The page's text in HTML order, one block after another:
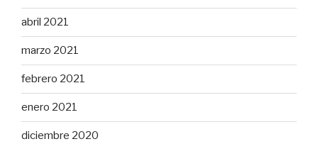
abril 2021
marzo 2021
febrero 2021
enero 2021
diciembre 2020